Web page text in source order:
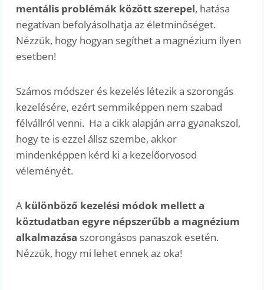
mentális problémák között szerepel, hatása
negatívan befolyásolhatja az életminőséget.
Nézzük, hogy hogyan segíthet a magnézium ilyen
esetben!
Számos módszer és kezelés létezik a szorongás
kezelésére, ezért semmiképpen nem szabad
félvállról venni. Ha a cikk alapján arra gyanakszol,
hogy te is ezzel állsz szembe, akkor
mindenképpen kérd ki a kezelőorvosod
véleményét.
A különböző kezelési módok mellett a
köztudatban egyre népszerűbb a magnézium
alkalmazása szorongásos panaszok esetén.
Nézzük, hogy mi lehet ennek az oka!